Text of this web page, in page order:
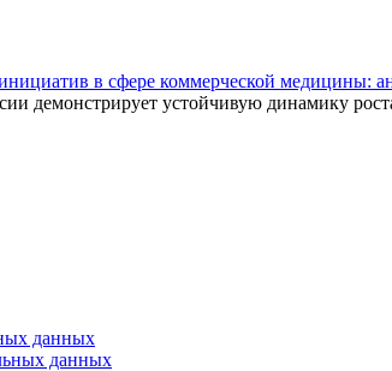
в сфере коммерческой медицины:
демонстрирует устойчивую динамику
данных
данных